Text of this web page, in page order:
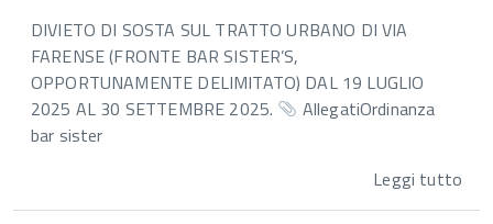
DIVIETO DI SOSTA SUL TRATTO URBANO DI VIA
FARENSE (FRONTE BAR SISTER’S,
OPPORTUNAMENTE DELIMITATO) DAL 19 LUGLIO
2025 AL 30 SETTEMBRE 2025.
AllegatiOrdinanza
bar sister
Leggi tutto